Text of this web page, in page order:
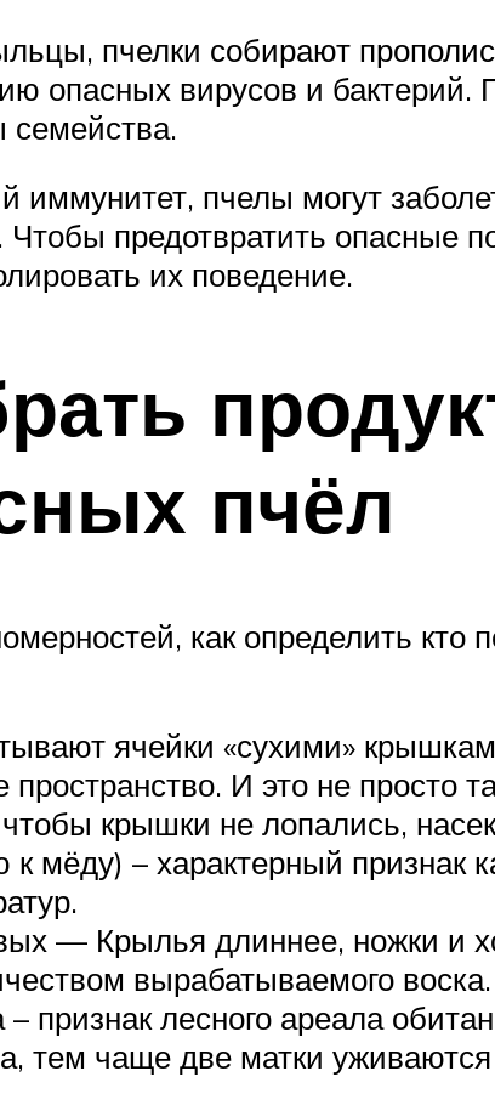
пчелки собирают
опасных вирусов и
иммунитет, пчелы могут
Чтобы предотвратить опасные
их поведение.
пчёл
как определить
ячейки «сухими»
И это не просто
крышки не лопались,
мёду) – характерный признак
— Крылья длиннее, ножки и
вырабатываемого воска.
признак лесного ареала
тем чаще две матки